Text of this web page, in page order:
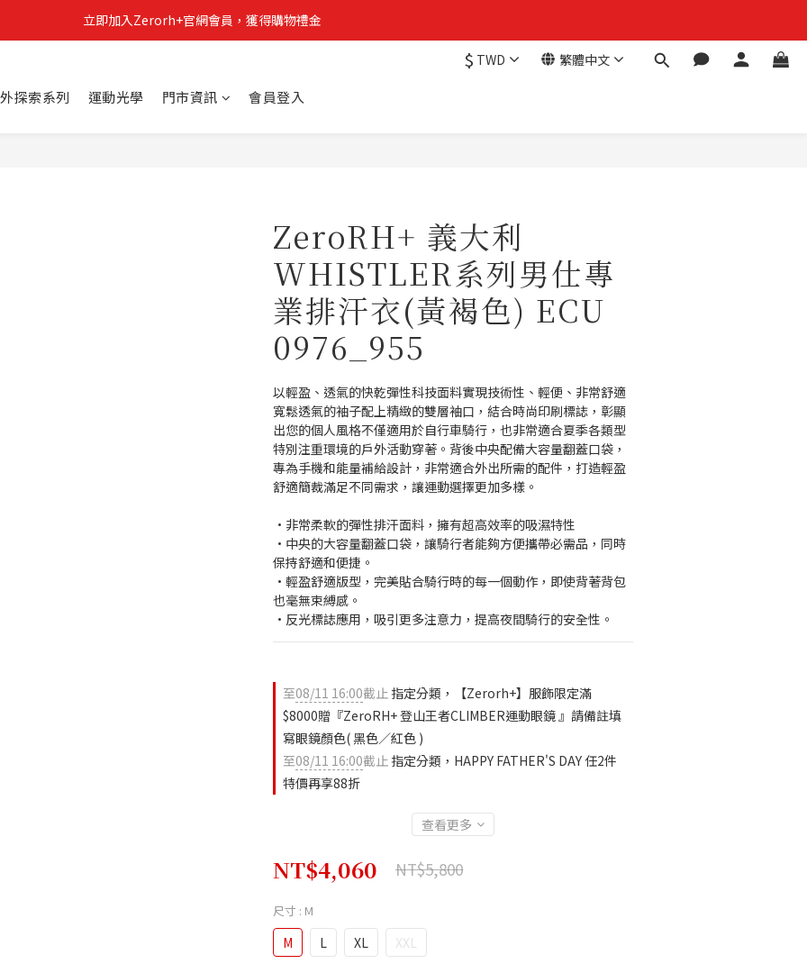
立即加入Zerorh+官網會員，獲得購物禮金
立即加入Zerorh+官網會員，獲得購物禮金
立即加入Zerorh+官網會員，獲得購物禮金
$ TWD 繁體中文
探索系列 運動光學 門市資訊 會員登入
ZeroRH+ 義大利
WHISTLER系列男仕專
業排汗衣(黃褐色) ECU
0976_955
以輕盈、透氣的快乾彈性科技面料實現技術性、輕便、非常舒適
寬鬆透氣的袖子配上精緻的雙層袖口，結合時尚印刷標誌，彰顯
出您的個人風格不僅適用於自行車騎行，也非常適合夏季各類型
特別注重環境的戶外活動穿著。背後中央配備大容量翻蓋口袋，
專為手機和能量補給設計，非常適合外出所需的配件，打造輕盈
舒適簡裁滿足不同需求，讓運動選擇更加多樣。
•非常柔軟的彈性排汗面料，擁有超高效率的吸濕特性
•中央的大容量翻蓋口袋，讓騎行者能夠方便攜帶必需品，同時
保持舒適和便捷。
•輕盈舒適版型，完美貼合騎行時的每一個動作，即使背著背包
也毫無束縛感。
•反光標誌應用，吸引更多注意力，提高夜間騎行的安全性。
至08/11 16:00截止 指定分類，【Zerorh+】服飾限定滿
$8000贈『ZeroRH+ 登山王者CLIMBER運動眼鏡 』請備註填
寫眼鏡顏色( 黑色／紅色 )
至08/11 16:00截止 指定分類，HAPPY FATHER'S DAY 任2件
特價再享88折
查看更多
NT$4,060 NT$5,800
尺寸 : M
M L XL XXL